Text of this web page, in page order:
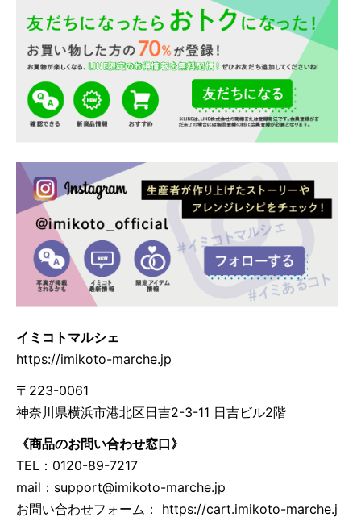
イミコトマルシェ
https://imikoto-marche.jp
〒223-0061
神奈川県横浜市港北区日吉2-3-11 日吉ビル2階
《商品のお問い合わせ窓口》
TEL：0120-89-7217
mail： support@imikoto-marche.jp
お問い合わせフォーム： https://cart.imikoto-marche.j